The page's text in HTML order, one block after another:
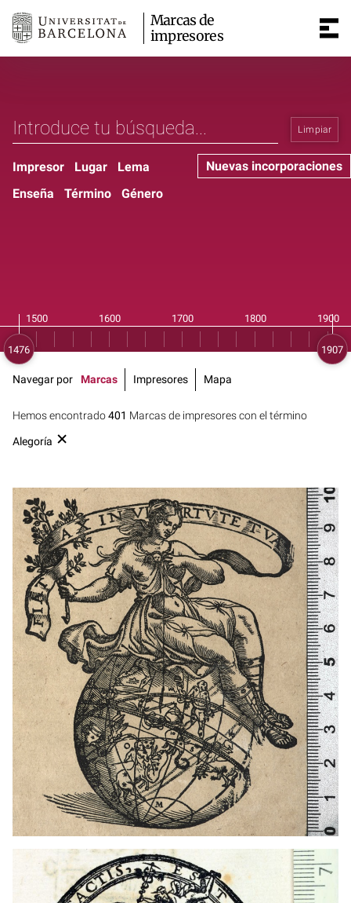
Marcas de
impresores
Limpiar
Nuevas incorporaciones
Impresor Lugar
Lema
Enseña
Término Género
Hemos encontrado401 Marcas de impresores con el término
Alegoría
Navegar por Marcas Impresores Mapa
1539 - 1573 Venecia (Italia)
1539 - 1573 Venecia (Italia)